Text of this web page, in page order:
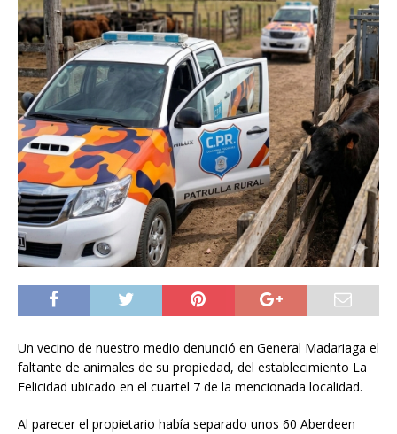
Un vecino de nuestro medio denunció en General Madariaga el
faltante de animales de su propiedad, del establecimiento La
Felicidad ubicado en el cuartel 7 de la mencionada localidad.
Al parecer el propietario había separado unos 60 Aberdeen